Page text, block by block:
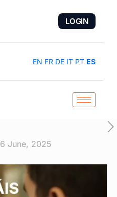
LOGIN
EN FR DE IT PT ES
6 June, 2025